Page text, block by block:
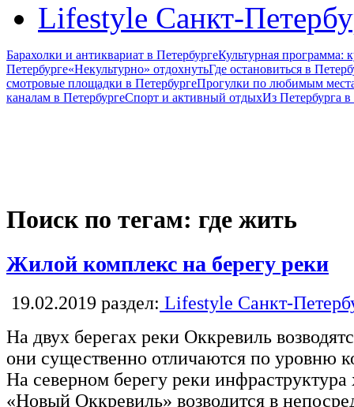
Lifestyle Санкт-
Барахолки и антиквариат в ПетербургеКультурная программа:
Петербурге«Некультурно» отдохнутьГде остановиться в
смотровые площадки в ПетербургеПрогулки по любимым
каналам в ПетербургеСпорт и активный отдыхИз Петербурга
Поиск по тегам: где жить
Жилой комплекс на берегу реки
19.02.2019 раздел: Lifestyle Санкт-
На двух берегах реки Оккревиль
они существенно отличаются по уровню
На северном берегу реки
«Новый Оккревиль» возводится в